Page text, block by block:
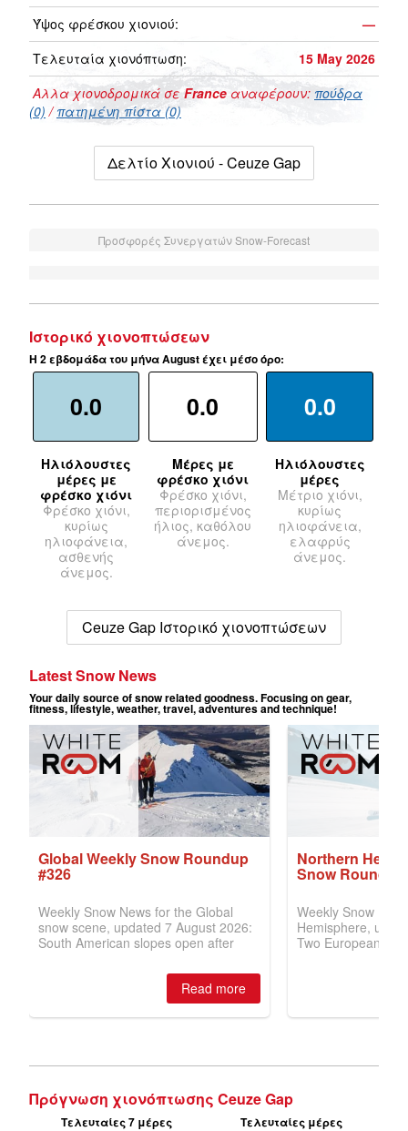
Ύψος φρέσκου χιονιού:
—
Τελευταία χιονόπτωση:
15 May 2026
Αλλα χιονοδρομικά σεFrance αναφέρουν: πούδρα
(0) /πατημένη πίστα (0)
Δελτίο Χιονιού - Ceuze Gap
Προσφορές Συνεργατών Snow-Forecast
Ιστορικό χιονοπτώσεων
Η 2 εβδομάδα του μήνα August έχει μέσο όρο:
0.0
Ηλιόλουστες
μέρες με
φρέσκο χιόνι
Φρέσκο χιόνι,
κυρίως
ηλιοφάνεια,
ασθενής
άνεμος.
0.0
Μέρες με
φρέσκο χιόνι
Φρέσκο χιόνι,
περιορισμένος
ήλιος, καθόλου
άνεμος.
0.0
Ηλιόλουστες
μέρες
Μέτριο χιόνι,
κυρίως
ηλιοφάνεια,
ελαφρύς
άνεμος.
Ceuze Gap Ιστορικό χιονοπτώσεων
Πρόγνωση χιονόπτωσης Ceuze Gap
Τελευταίες 7 μέρες Τελευταίες μέρες